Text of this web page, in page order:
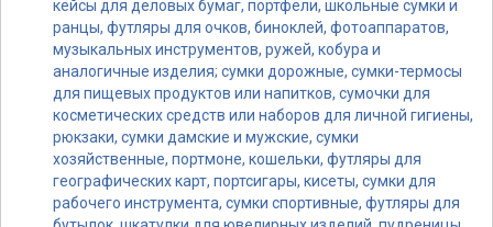
кейсы для деловых бумаг, портфели, школьные сумки и
ранцы, футляры для очков, биноклей, фотоаппаратов,
музыкальных инструментов, ружей, кобура и
аналогичные изделия; сумки дорожные, сумки-термосы
для пищевых продуктов или напитков, сумочки для
косметических средств или наборов для личной гигиены,
рюкзаки, сумки дамские и мужские, сумки
хозяйственные, портмоне, кошельки, футляры для
географических карт, портсигары, кисеты, сумки для
рабочего инструмента, сумки спортивные, футляры для